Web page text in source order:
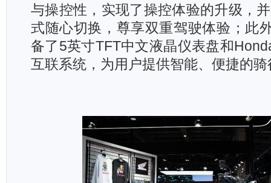
与操控性，实现了操控体验的升级，
式随心切换，尊享双重驾驶体验；此
备了5英寸TFT中文液晶仪表盘和
互联系统，为用户提供智能、便捷的